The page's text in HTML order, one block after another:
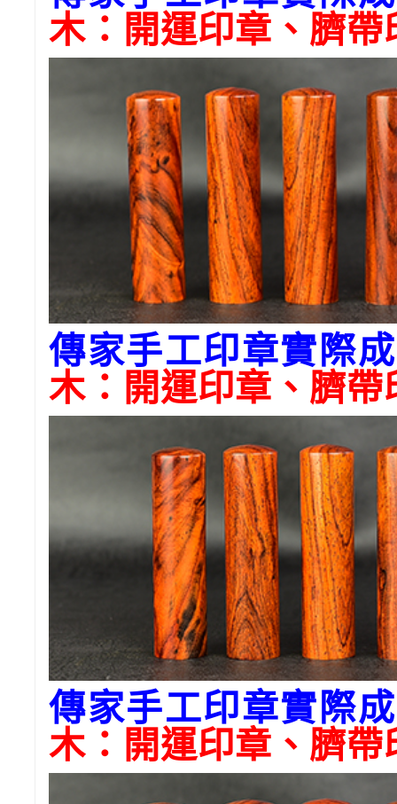
木 ：開運印章、臍帶
傳家手工印章實際
木 ：開運印章、臍帶
傳家手工印章實際
木 ：開運印章、臍帶